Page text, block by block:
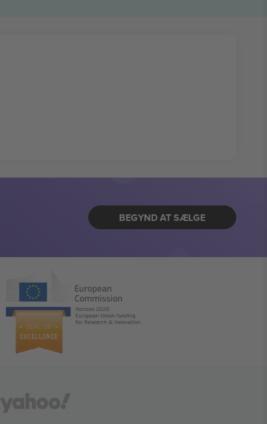
BEGYND AT SÆLGE